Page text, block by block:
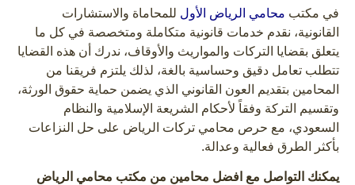
في مكتب محامي الرياض الأول للمحاماة والاستشارات
القانونية، نقدم خدمات قانونية متكاملة ومتخصصة في كل ما
يتعلق بقضايا التركات والمواريث والأوقاف، ندرك أن هذه القضايا
تتطلب تعامل دقيق وحساسية بالغة، لذلك يلتزم فريقنا من
المحامين بتقديم العون القانوني الذي يضمن حماية حقوق الورثة،
وتقسيم التركة وفقاً لأحكام الشريعة الإسلامية والنظام
السعودي، مع حرص محامي تركات الرياض على حل النزاعات
بأكثر الطرق فعالية وعدالة.
يمكنك التواصل مع افضل محامين من مكتب محامي الرياض